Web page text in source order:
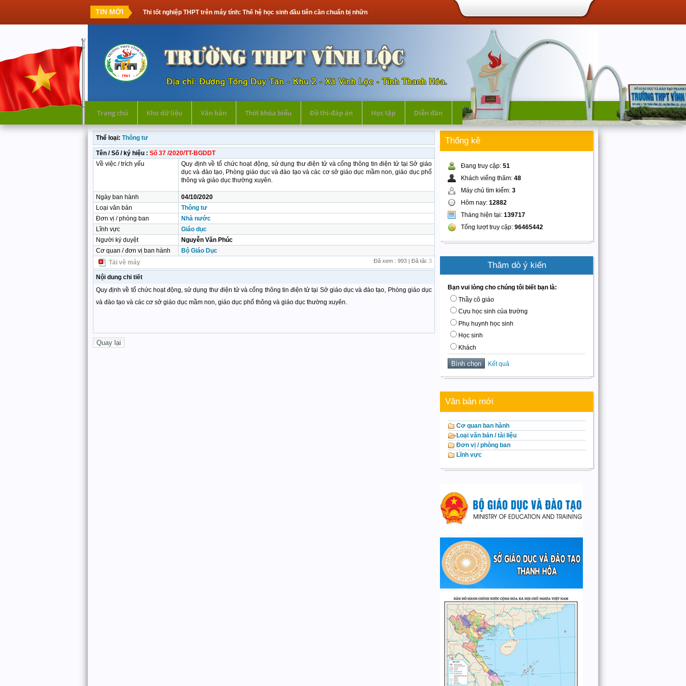
TIN MỚI Thi tốt nghiệp THPT trên máy tính: Thế hệ học sinh đầu tiên cần chuẩn bị những gì?
Trang chủ Kho dữ liệu Văn bản Thời khóa biểu Đề thi-đáp án Học tập Diễn đàn
Thể loại: Thông tư
Tên / Số / ký hiệu : Số 37 /2020/TT-BGDDT
Về việc / trích yếu
Quy định về tổ chức hoạt động, sử dụng thư điện tử và cổng thông tin điện tử tại Sở giáo
dục và đào tạo, Phòng giáo dục và đào tạo và các cơ sở giáo dục mầm non, giáo dục phổ
thông và giáo dục thường xuyên.
Ngày ban hành
04/10/2020
Loại văn bản
Thông tư
Đơn vị / phòng ban
Nhà nước
Lĩnh vực
Giáo dục
Người ký duyệt
Nguyễn Văn Phúc
Cơ quan / đơn vị ban hành
Bộ Giáo Dục
Tải về máy
Đã xem : 993 | Đã tải: 3
Nội dung chi tiết
Quy định về tổ chức hoạt động, sử dụng thư điện tử và cổng thông tin điện tử tại Sở giáo dục và đào tạo, Phòng giáo dục
và đào tạo và các cơ sở giáo dục mầm non, giáo dục phổ thông và giáo dục thường xuyên.
Thống kê
Đang truy cập: 51
Khách viếng thăm: 48
Máy chủ tìm kiếm: 3
Hôm nay: 12882
Tháng hiện tại: 139717
Tổng lượt truy cập: 96465442
Thăm dò ý kiến
Bạn vui lòng cho chúng tôi biết bạn là:
Thầy cô giáo
Cựu học sinh của trường
Phụ huynh học sinh
Học sinh
Khách
Kết quả
Văn bản mới
Cơ quan ban hành
Loại văn bản / tài liệu
Đơn vị / phòng ban
Lĩnh vực